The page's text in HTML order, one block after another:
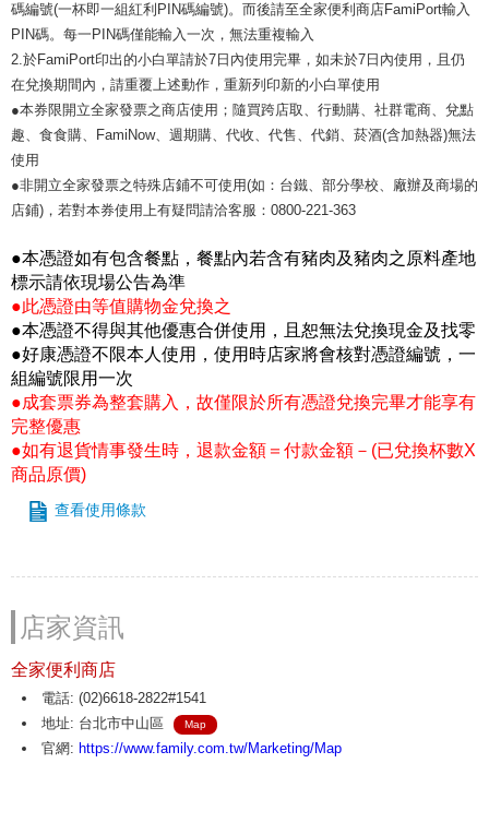
碼編號(一杯即一組紅利PIN碼編號)。而後請至全家便利商店FamiPort輸入
PIN碼。每一PIN碼僅能輸入一次，無法重複輸入
2.於FamiPort印出的小白單請於7日內使用完畢，如未於7日內使用，且仍
在兌換期間內，請重覆上述動作，重新列印新的小白單使用
●本券限開立全家發票之商店使用；隨買跨店取、行動購、社群電商、兌點
趣、食食購、FamiNow、週期購、代收、代售、代銷、菸酒(含加熱器)無法
使用
●非開立全家發票之特殊店鋪不可使用(如：台鐵、部分學校、廠辦及商場的
店鋪)，若對本券使用上有疑問請洽客服：0800-221-363
●本憑證如有包含餐點，餐點內若含有豬肉及豬肉之原料產地
標示請依現場公告為準
●此憑證由等值購物金兌換之
●本憑證不得與其他優惠合併使用，且恕無法兌換現金及找零
●好康憑證不限本人使用，使用時店家將會核對憑證編號，一
組編號限用一次
●成套票券為整套購入，故僅限於所有憑證兌換完畢才能享有
完整優惠
●如有退貨情事發生時，退款金額＝付款金額－(已兌換杯數X
商品原價)
查看使用條款
店家資訊
全家便利商店
電話: (02)6618-2822#1541
地址: 台北市中山區
Map
官網: https://www.family.com.tw/Marketing/Map